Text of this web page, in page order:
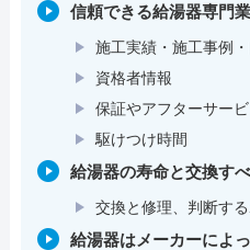
信頼できる給湯器専門
施工実績・施工事例・
資格者情報
保証やアフターサービ
駆けつけ時間
給湯器の寿命と交換す
交換と修理、判断す
給湯器はメーカーによ